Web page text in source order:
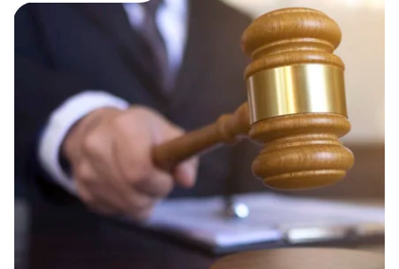
entreprises/vosdroits/F31808
Quels sont les biens concernés ?
les biens mobiliers corporels neufs ou d’occasion
(meubles, voitures, ordinateurs, lave-linge…)
les biens à fabriquer ou à produire(réalisation de
meubles sur mesure)
l’eauet le gaz vendus en volume ou en quantité
déterminée
produits et services numériques
(abonnement,
applications mobiles, achat d’un jeu vidéo…), à
partir du 1er janvier 2022